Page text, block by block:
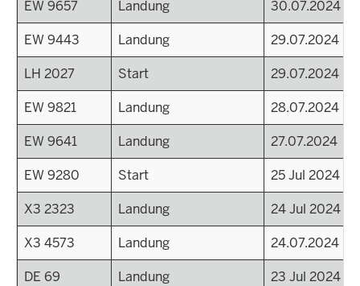
EW 9657 Landung
30.07.2024
EW 9443
Landung
29.07.2024
LH 2027
Start
29.07.2024
EW 9821
Landung
28.07.2024
EW 9641
Landung
27.07.2024
EW 9280
Start
25 Jul 2024 -
X3 2323
Landung
24 Jul 2024 -
X3 4573
Landung
24.07.2024
DE 69
Landung
23 Jul 2024 -